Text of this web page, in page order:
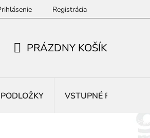
Registrácia
PRÁZDNY KOŠÍK
VSTUPNÉ ROHOŽE